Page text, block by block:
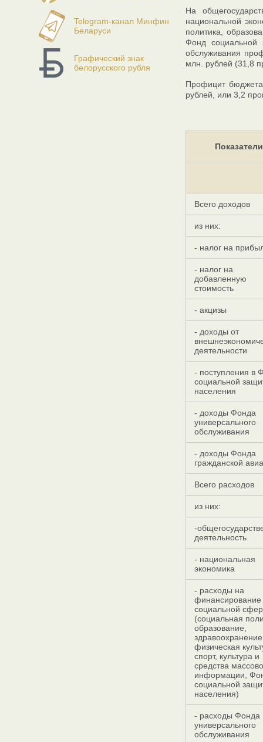
Telegram-канал Минфин
Беларуси
Графический знак
белорусского рубля
На
национальной
политика,
Фонд социальной
обслуживания
млн. рублей (31,8
Профицит
рублей, или 3,2
Показатели
Всего доходов
из них:
- налог на
- налог на
добавленную
стоимость
- акцизы
- доходы от
деятельности
- поступления в
социальной
населения
- доходы Фонда
универсального
обслуживания
- доходы Фонда
гражданской
Всего расходов
из них:
-
деятельность
- национальная
экономика
- расходы на
финансирование
социальной
(социальная
образование,
физическая
спорт, культура и
средства
информации,
социальной
населения)
- расходы Фонда
универсального
обслуживания